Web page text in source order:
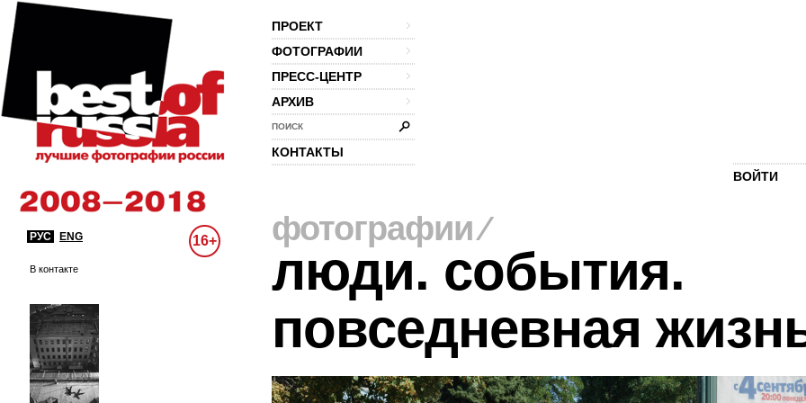
ПРОЕКТ
ФОТОГРАФИИ
ПРЕСС-ЦЕНТР
АРХИВ
ПОИСК
КОНТАКТЫ
ВОЙТИ
РУС ENG 16+
В контакте
фотографии⁄
люди. события.
повседневная